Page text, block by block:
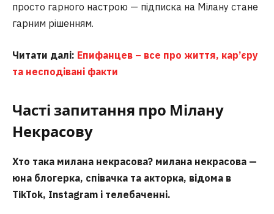
просто гарного настрою — підписка на Мілану стане
гарним рішенням.
Читати далі: Епифанцев – все про життя, кар’єру
та несподівані факти
Часті запитання про Мілану
Некрасову
Хто така милана некрасова? милана некрасова —
юна блогерка, співачка та акторка, відома в
TikTok, Instagram і телебаченні.